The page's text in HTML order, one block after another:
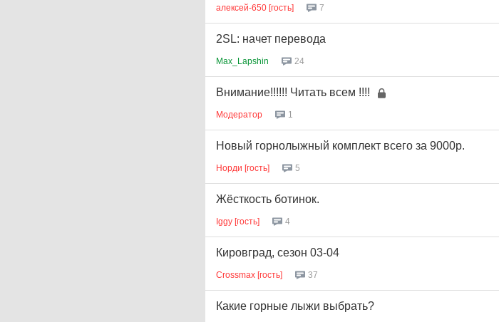
алексей-650 [гость] 7
2SL: начет перевода
Max_Lapshin 24
Внимание!!!!!! Читать всем !!!!
Модератор 1
Новый горнолыжный комплект всего за 9000р.
Норди [гость] 5
Жёсткость ботинок.
Iggy [гость] 4
Кировград, сезон 03-04
Crossmax [гость] 37
Какие горные лыжи выбрать?